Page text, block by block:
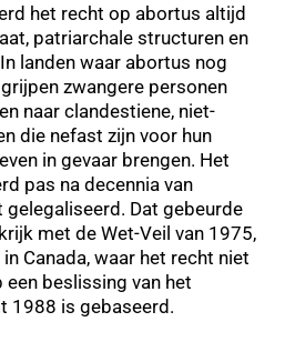
het recht op abortus altijd
patriarchale structuren en
landen waar abortus nog
zwangere personen
naar clandestiene, niet-
die nefast zijn voor hun
in gevaar brengen. Het
pas na decennia van
Dat gebeurde
met de Wet-Veil van 1975,
Canada, waar het recht niet
een beslissing van het
1988 is gebaseerd.